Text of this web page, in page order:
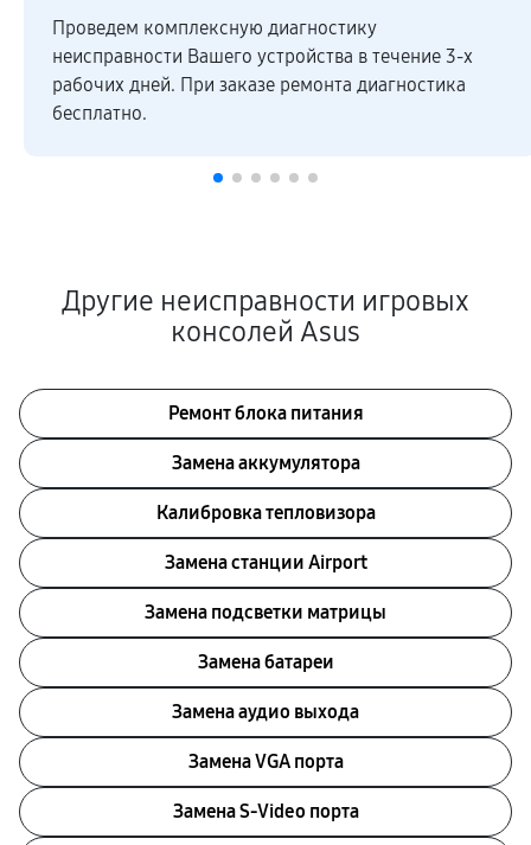
Проведем комплексную диагностику
неисправности Вашего устройства в течение 3-х
рабочих дней. При заказе ремонта диагностика
бесплатно.
Другие неисправности игровых
консолей Asus
Ремонт блока питания
Замена аккумулятора
Калибровка тепловизора
Замена станции Airport
Замена подсветки матрицы
Замена батареи
Замена аудио выхода
Замена VGA порта
Замена S-Video порта